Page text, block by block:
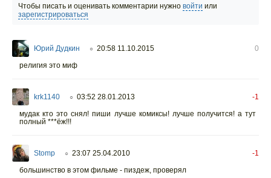
Чтобы писать и оценивать комментарии нужно войти или
зарегистрироваться
Юрий Дудкин ○ 20:58 11.10.2015
0
религия это миф
krk1140 ○ 03:52 28.01.2013
-1
мудак кто это снял! пиши лучше комиксы! лучше получится! а тут
полный ***ёж!!!
Stomp ○ 23:07 25.04.2010
-1
большинство в этом фильме - пиздеж, проверял